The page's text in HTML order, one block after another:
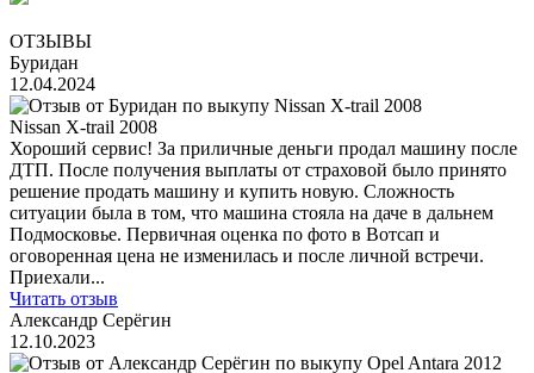
ОТЗЫВЫ
Буридан
12.04.2024
Nissan X-trail 2008
Хороший сервис! За приличные деньги продал машину после
ДТП. После получения выплаты от страховой было принято
решение продать машину и купить новую. Сложность
ситуации была в том, что машина стояла на даче в дальнем
Подмосковье. Первичная оценка по фото в Вотсап и
оговоренная цена не изменилась и после личной встречи.
Приехали...
Читать отзыв
Александр Серёгин
12.10.2023